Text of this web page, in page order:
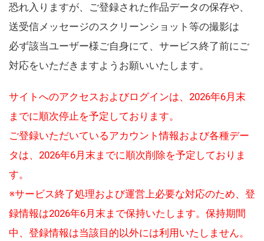
恐れ入りますが、ご登録された作品データの保存や、
送受信メッセージのスクリーンショット等の撮影は
必ず該当ユーザー様ご自身にて、サービス終了前にご
対応をいただきますようお願いいたします。
サイトへのアクセスおよびログインは、2026年6月末
までに順次停止を予定しております。
ご登録いただいているアカウント情報および各種デー
タは、2026年6月末までに順次削除を予定しておりま
す。
※サービス終了処理および運営上必要な対応のため、登
録情報は2026年6月末まで保持いたします。保持期間
中、登録情報は当該目的以外には利用いたしません。